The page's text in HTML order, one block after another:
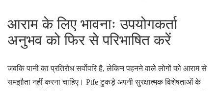
आराम के लिए भावनाः उपयोगकर्ता
अनुभव को फिर से परिभाषित करें
जबकि पानी का प्रतिरोध सर्वोपरि है, लेकिन पहनने वाले लोगों को आराम से
समझौता नहीं करना चाहिए। Ptfe टुकड़े अपनी सुरक्षात्मक विशेषताओं के